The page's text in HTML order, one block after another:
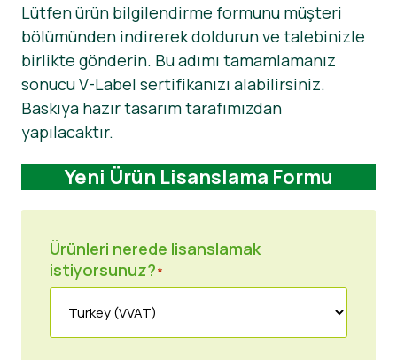
Lütfen ürün bilgilendirme formunu müşteri
bölümünden indirerek doldurun ve talebinizle
birlikte gönderin. Bu adımı tamamlamanız
sonucu V-Label sertifikanızı alabilirsiniz.
Baskıya hazır tasarım tarafımızdan
yapılacaktır.
Yeni Ürün Lisanslama Formu
Ürünleri nerede lisanslamak
istiyorsunuz?*